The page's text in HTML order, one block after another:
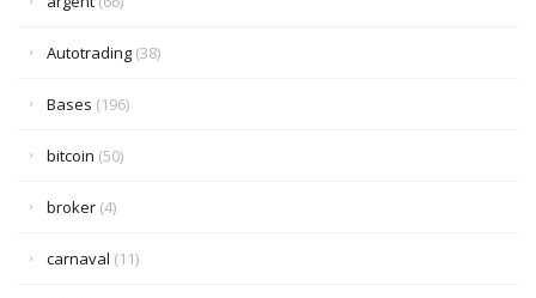
Autotrading (38)
Bases (196)
bitcoin (50)
broker (4)
carnaval (11)